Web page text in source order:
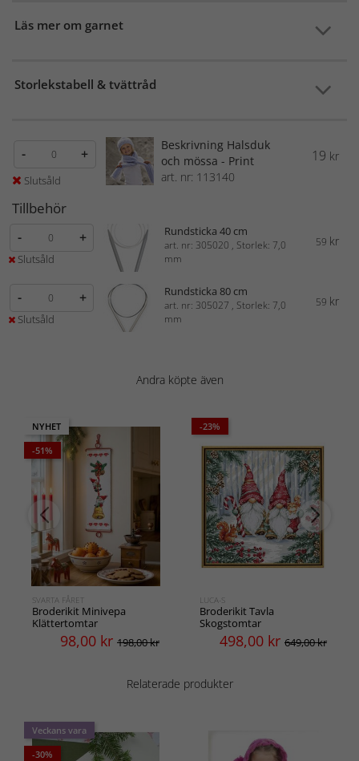
Läs mer om garnet
Storlekstabell & tvättråd
- +
Slutsåld
Beskrivning Halsduk
och mössa - Print
art. nr: 113140
19 kr
Tillbehör
- +
Slutsåld
Rundsticka 40 cm
art. nr: 305020 , Storlek: 7,0
mm
59 kr
- +
Slutsåld
Rundsticka 80 cm
art. nr: 305027 , Storlek: 7,0
mm
59 kr
Andra köpte även
NYHET
-51%
SVARTA FÅRET
Broderikit Minivepa
Klättertomtar
98,00 kr 198,00 kr
-23%
LUCA-S
Broderikit Tavla
Skogstomtar
498,00 kr 649,00 kr
Relaterade produkter
Veckans vara
-30%